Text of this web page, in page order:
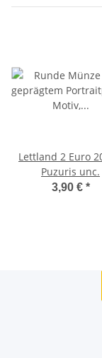
Lettland 2 Euro
Puzuris unc.
3,90 € *